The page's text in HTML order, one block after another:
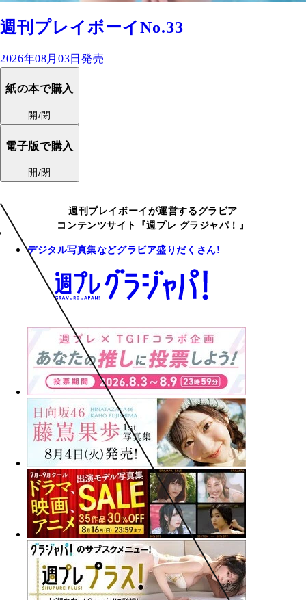
週刊プレイボーイNo.33
2026年08月03日発売
紙の本で購入
開/閉
電子版で購入
開/閉
週刊プレイボーイが運営するグラビア
コンテンツサイト『週プレ グラジャパ！』
デジタル写真集などグラビア盛りだくさん!